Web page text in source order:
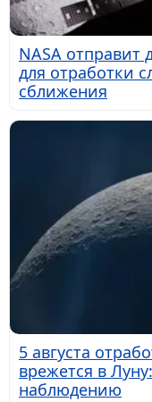
NASA отправит
для отработки
сближения
5 августа
врежется в
наблюдению